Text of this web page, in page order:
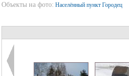
Объекты на фото: Населённый пункт Городец